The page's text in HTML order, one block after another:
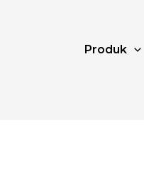
Produk